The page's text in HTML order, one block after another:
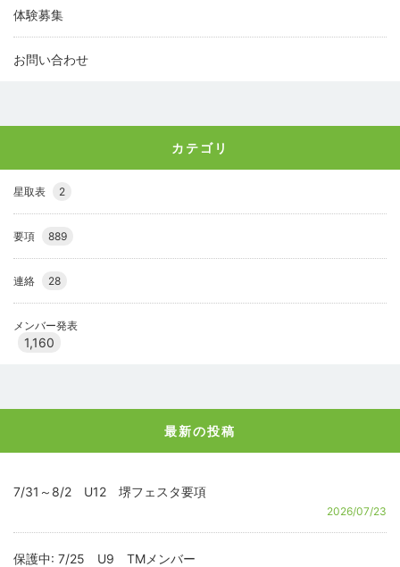
体験募集
お問い合わせ
カテゴリ
星取表 2
要項 889
連絡 28
メンバー発表
1,160
最新の投稿
7/31～8/2 U12 堺フェスタ要項
2026/07/23
保護中: 7/25 U9 TMメンバー